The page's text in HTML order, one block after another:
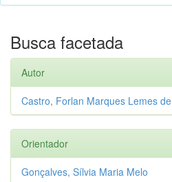
Busca facetada
Autor
Castro, Forlan Marques Lemes de
Orientador
Gonçalves, Sílvia Maria Melo